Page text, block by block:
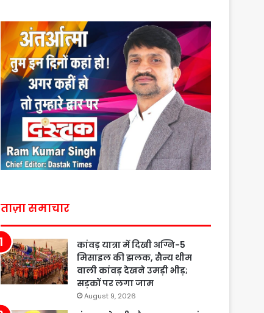
ताज़ा समाचार
कांवड़ यात्रा में दिखी अग्नि-5
मिसाइल की झलक, सैन्य थीम
वाली कांवड़ देखने उमड़ी भीड़;
सड़कों पर लगा जाम
August 9, 2026